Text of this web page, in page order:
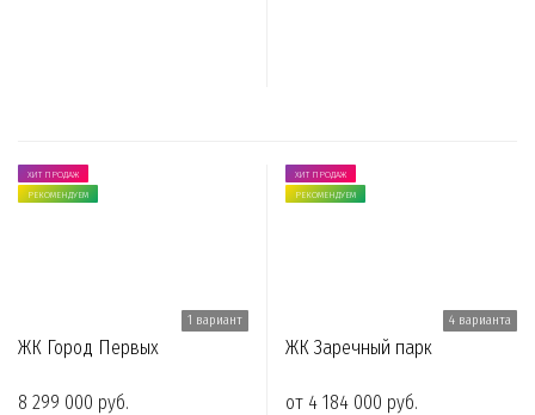
ХИТ ПРОДАЖ
РЕКОМЕНДУЕМ
1 вариант
ЖК Город Первых
8 299 000 руб.
ХИТ ПРОДАЖ
РЕКОМЕНДУЕМ
4 варианта
ЖК Заречный парк
от 4 184 000 руб.